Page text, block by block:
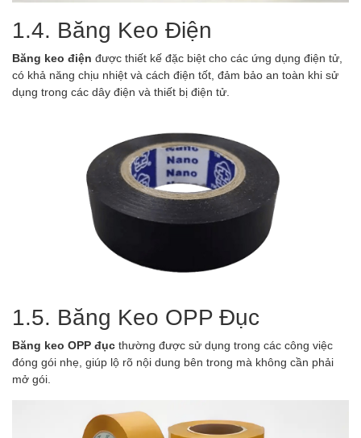
1.4. Băng Keo Điện
Băng keo điện được thiết kế đặc biệt cho các ứng dụng điện tử,
có khả năng chịu nhiệt và cách điện tốt, đảm bảo an toàn khi sử
dụng trong các dây điện và thiết bị điện tử.
1.5. Băng Keo OPP Đục
Băng keo OPP đục thường được sử dụng trong các công việc
đóng gói nhẹ, giúp lộ rõ nội dung bên trong mà không cần phải
mở gói.